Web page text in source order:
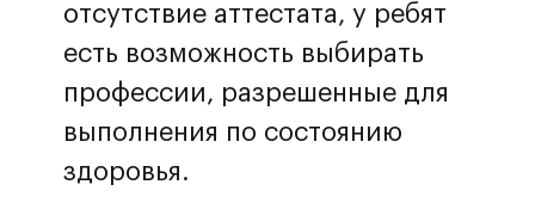
отсутствие аттестата, у ребят
есть возможность выбирать
профессии, разрешенные для
выполнения по состоянию
здоровья.